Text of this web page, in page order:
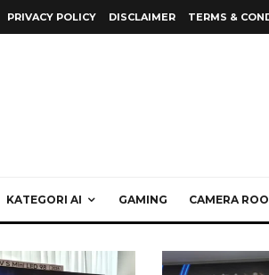
PRIVACY POLICY DISCLAIMER TERMS &
KATEGORI AI GAMING CAMERA